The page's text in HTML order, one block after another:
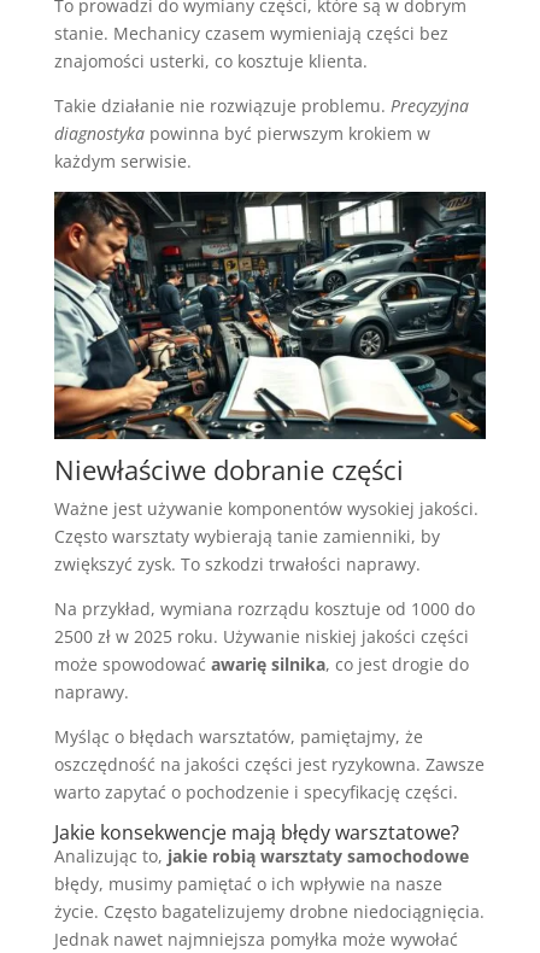
To prowadzi do wymiany części, które są w dobrym
stanie. Mechanicy czasem wymieniają części bez
znajomości usterki, co kosztuje klienta.
Takie działanie nie rozwiązuje problemu. Precyzyjna
diagnostykapowinna być pierwszym krokiem w
każdym serwisie.
Niewłaściwe dobranie części
Ważne jest używanie komponentów wysokiej jakości.
Często warsztaty wybierają tanie zamienniki, by
zwiększyć zysk. To szkodzi trwałości naprawy.
Na przykład, wymiana rozrządu kosztuje od 1000 do
2500 zł w 2025 roku. Używanie niskiej jakości części
może spowodować awarię silnika, co jest drogie do
naprawy.
Myśląc o błędach warsztatów, pamiętajmy, że
oszczędność na jakości części jest ryzykowna. Zawsze
warto zapytać o pochodzenie i specyfikację części.
Jakie konsekwencje mają błędy warsztatowe?
Analizując to, jakie robią warsztaty samochodowe
błędy, musimy pamiętać o ich wpływie na nasze
życie. Często bagatelizujemy drobne niedociągnięcia.
Jednak nawet najmniejsza pomyłka może wywołać